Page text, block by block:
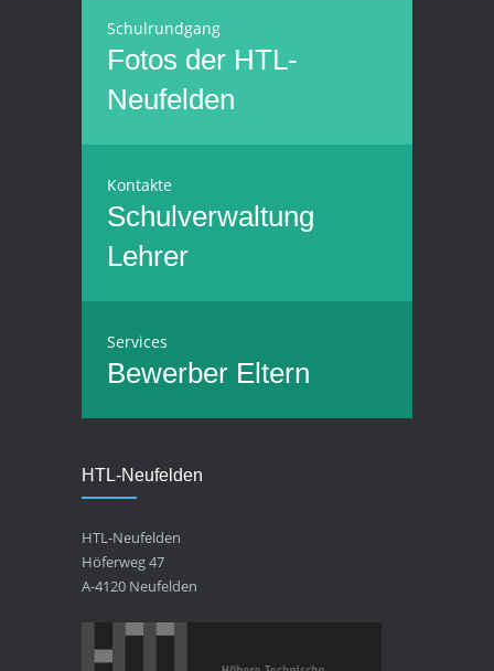
Schulrundgang
Fotos der HTL-
Neufelden
Kontakte
Schulverwaltung
Lehrer
Services
Bewerber Eltern
HTL-Neufelden
HTL-Neufelden
Höferweg 47
A-4120 Neufelden